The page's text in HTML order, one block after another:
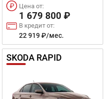
Цена от:
1 679 800 ₽
В кредит от:
22 919 ₽/мес.
SKODA RAPID